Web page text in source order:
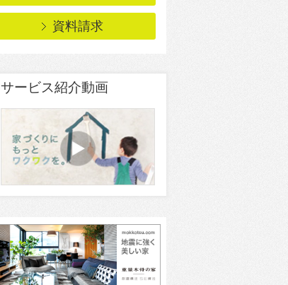
資料請求
サービス紹介動画